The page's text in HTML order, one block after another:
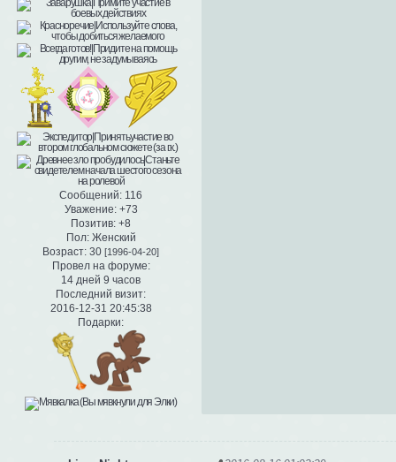
Сообщений: 116
Уважение: +73
Позитив: +8
Пол:Женский
Возраст: 30 [1996-04-20]
Провел на форуме:
14 дней 9 часов
Последний визит:
2016-12-31 20:45:38
Подарки: